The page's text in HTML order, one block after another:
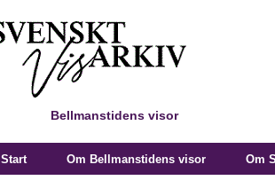
Bellmanstidens visor
Start Om Bellmanstidens visor Om